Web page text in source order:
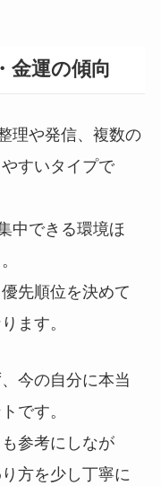
金運の傾向
理や発信、複数の
すいタイプで
中できる環境ほ
先順位を決めて
ます。
今の自分に本当
です。
参考にしなが
方を少し丁寧に